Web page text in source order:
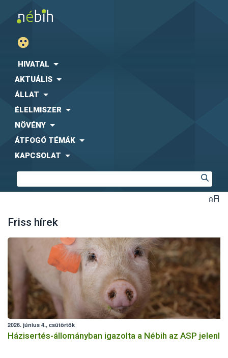
HIVATAL
AKTUÁLIS
ÁLLAT
ÉLELMISZER
NÖVÉNY
ÁTFOGÓ TÉMÁK
KAPCSOLAT
Friss hírek
2026. június 4., csütörtök
Házisertés-állományban igazolta a Nébih az ASP